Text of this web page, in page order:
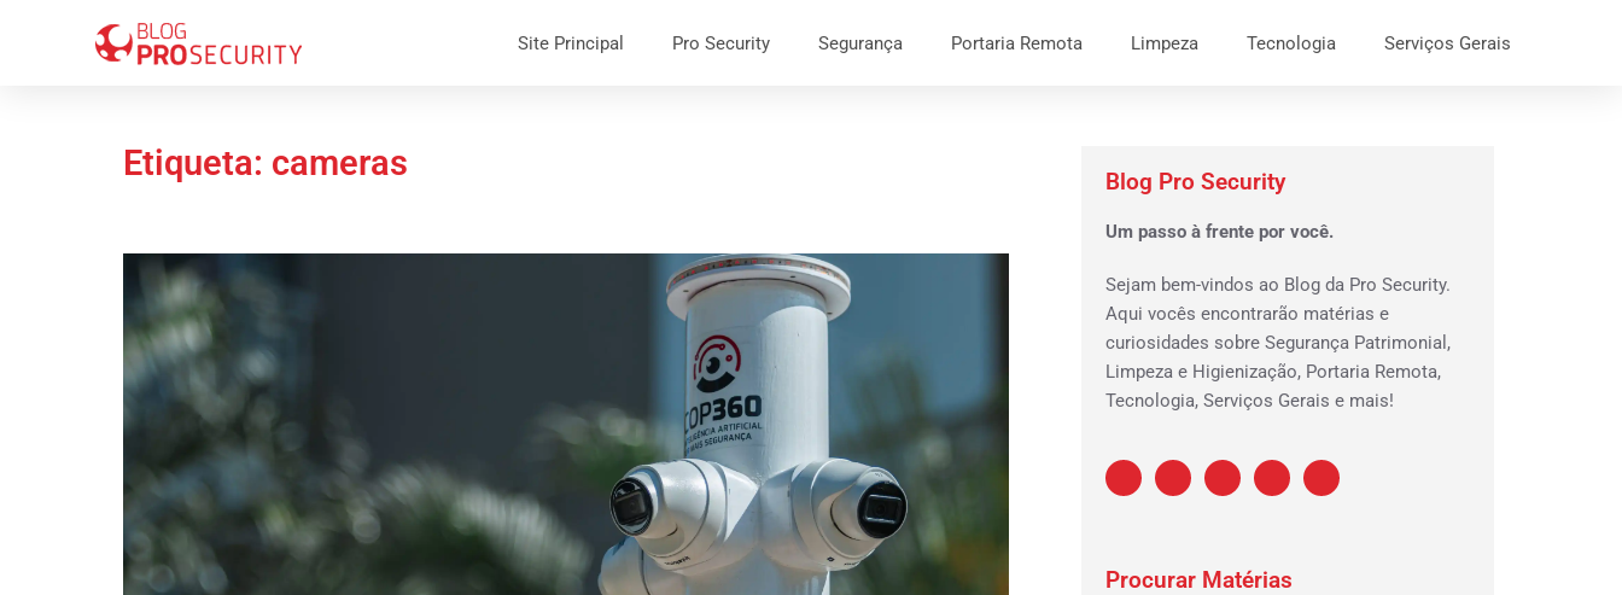
Site Principal Pro Security Segurança Portaria Remota Limpeza Tecnologia Serviços Gerais
Etiqueta: cameras Blog Pro Security
Um passo à frente por você.
Sejam bem-vindos ao Blog da Pro Security.
Aqui vocês encontrarão matérias e
curiosidades sobre Segurança Patrimonial,
Limpeza e Higienização, Portaria Remota,
Tecnologia, Serviços Gerais e mais!
Procurar Matérias